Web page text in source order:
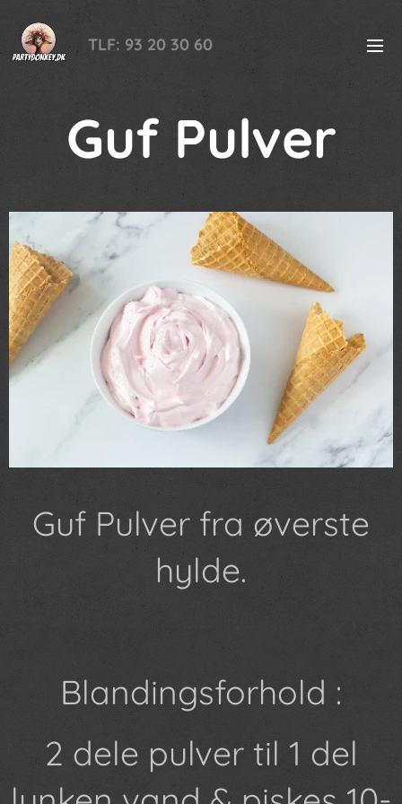
TLF: 93 20 30 60
Guf Pulver
Guf Pulver fra øverste
hylde.
Blandingsforhold :
2 dele pulver til 1 del